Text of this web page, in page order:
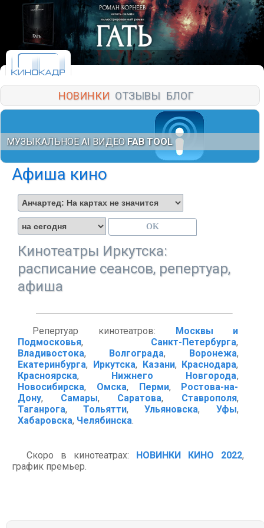
НОВИНКИ ОТЗЫВЫ БЛОГ
МУЗЫКАЛЬНОЕ AI ВИДЕО FAB TOOL
Афиша кино
Кинотеатры Иркутска:
расписание сеансов, репертуар,
афиша
Репертуар кинотеатров: Москвы и
Подмосковья, Санкт-Петербурга,
Владивостока, Волгограда, Воронежа,
Екатеринбурга, Иркутска, Казани, Краснодара,
Красноярска, Нижнего Новгорода,
Новосибирска, Омска, Перми, Ростова-на-
Дону, Самары, Саратова, Ставрополя,
Таганрога,Тольятти,Ульяновска, Уфы,
Хабаровска, Челябинска.
Скоро в кинотеатрах: НОВИНКИ КИНО 2022,
график премьер.